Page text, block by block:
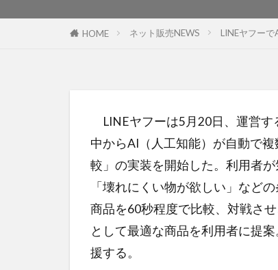
HOME ネット販売NEWS LINEヤフー
LINEヤフーは5月20日、運営す
中からAI（人工知能）が自動で
較」の実装を開始した。利用者
「壊れにくい物が欲しい」など
商品を60秒程度で比較、対戦さ
として最適な商品を利用者に提
援する。